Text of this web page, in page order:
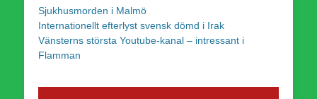
Sjukhusmorden i Malmö
Internationellt efterlyst svensk dömd i Irak
Vänsterns största Youtube-kanal – intressant i
Flamman